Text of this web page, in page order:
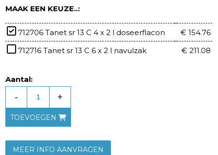
MAAK EEN KEUZE..:
712706 Tanet sr 13 C 4 x 2 l doseerflacon
€ 154.76
712716 Tanet sr 13 C 6 x 2 l navulzak
€ 211.08
Aantal:
- +
TOEVOEGEN
MEER INFO AANVRAGEN